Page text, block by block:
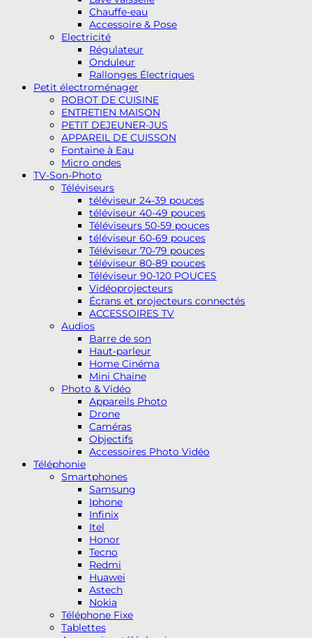
Chauffe-eau
Accessoire & Pose
Electricité
Régulateur
Onduleur
Rallonges Électriques
Petit électroménager
ROBOT DE CUISINE
ENTRETIEN MAISON
PETIT DEJEUNER-JUS
APPAREIL DE CUISSON
Fontaine à Eau
Micro ondes
TV-Son-Photo
Téléviseurs
téléviseur 24-39 pouces
téléviseur 40-49 pouces
Téléviseurs 50-59 pouces
téléviseur 60-69 pouces
Téléviseur 70-79 pouces
téléviseur 80-89 pouces
Téléviseur 90-120 POUCES
Vidéoprojecteurs
Écrans et projecteurs connectés
ACCESSOIRES TV
Audios
Barre de son
Haut-parleur
Home Cinéma
Mini Chaine
Photo & Vidéo
Appareils Photo
Drone
Caméras
Objectifs
Accessoires Photo Vidéo
Téléphonie
Smartphones
Samsung
Iphone
Infinix
Itel
Honor
Tecno
Redmi
Huawei
Astech
Nokia
Téléphone Fixe
Tablettes